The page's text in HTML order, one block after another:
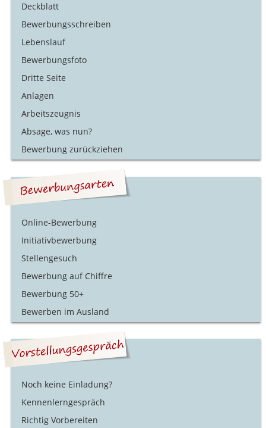
Deckblatt
Bewerbungsschreiben
Lebenslauf
Bewerbungsfoto
Dritte Seite
Anlagen
Arbeitszeugnis
Absage, was nun?
Bewerbung zurückziehen
Online-Bewerbung
Initiativbewerbung
Stellengesuch
Bewerbung auf Chiffre
Bewerbung 50+
Bewerben im Ausland
Noch keine Einladung?
Kennenlerngespräch
Richtig Vorbereiten